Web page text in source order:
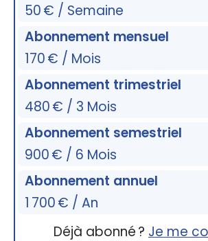
50 € / Semaine
Abonnement mensuel
170 € / Mois
Abonnement trimestriel
480 € / 3 Mois
Abonnement semestriel
900 € / 6 Mois
Abonnement annuel
1 700 € / An
Déjà abonné ? Je me